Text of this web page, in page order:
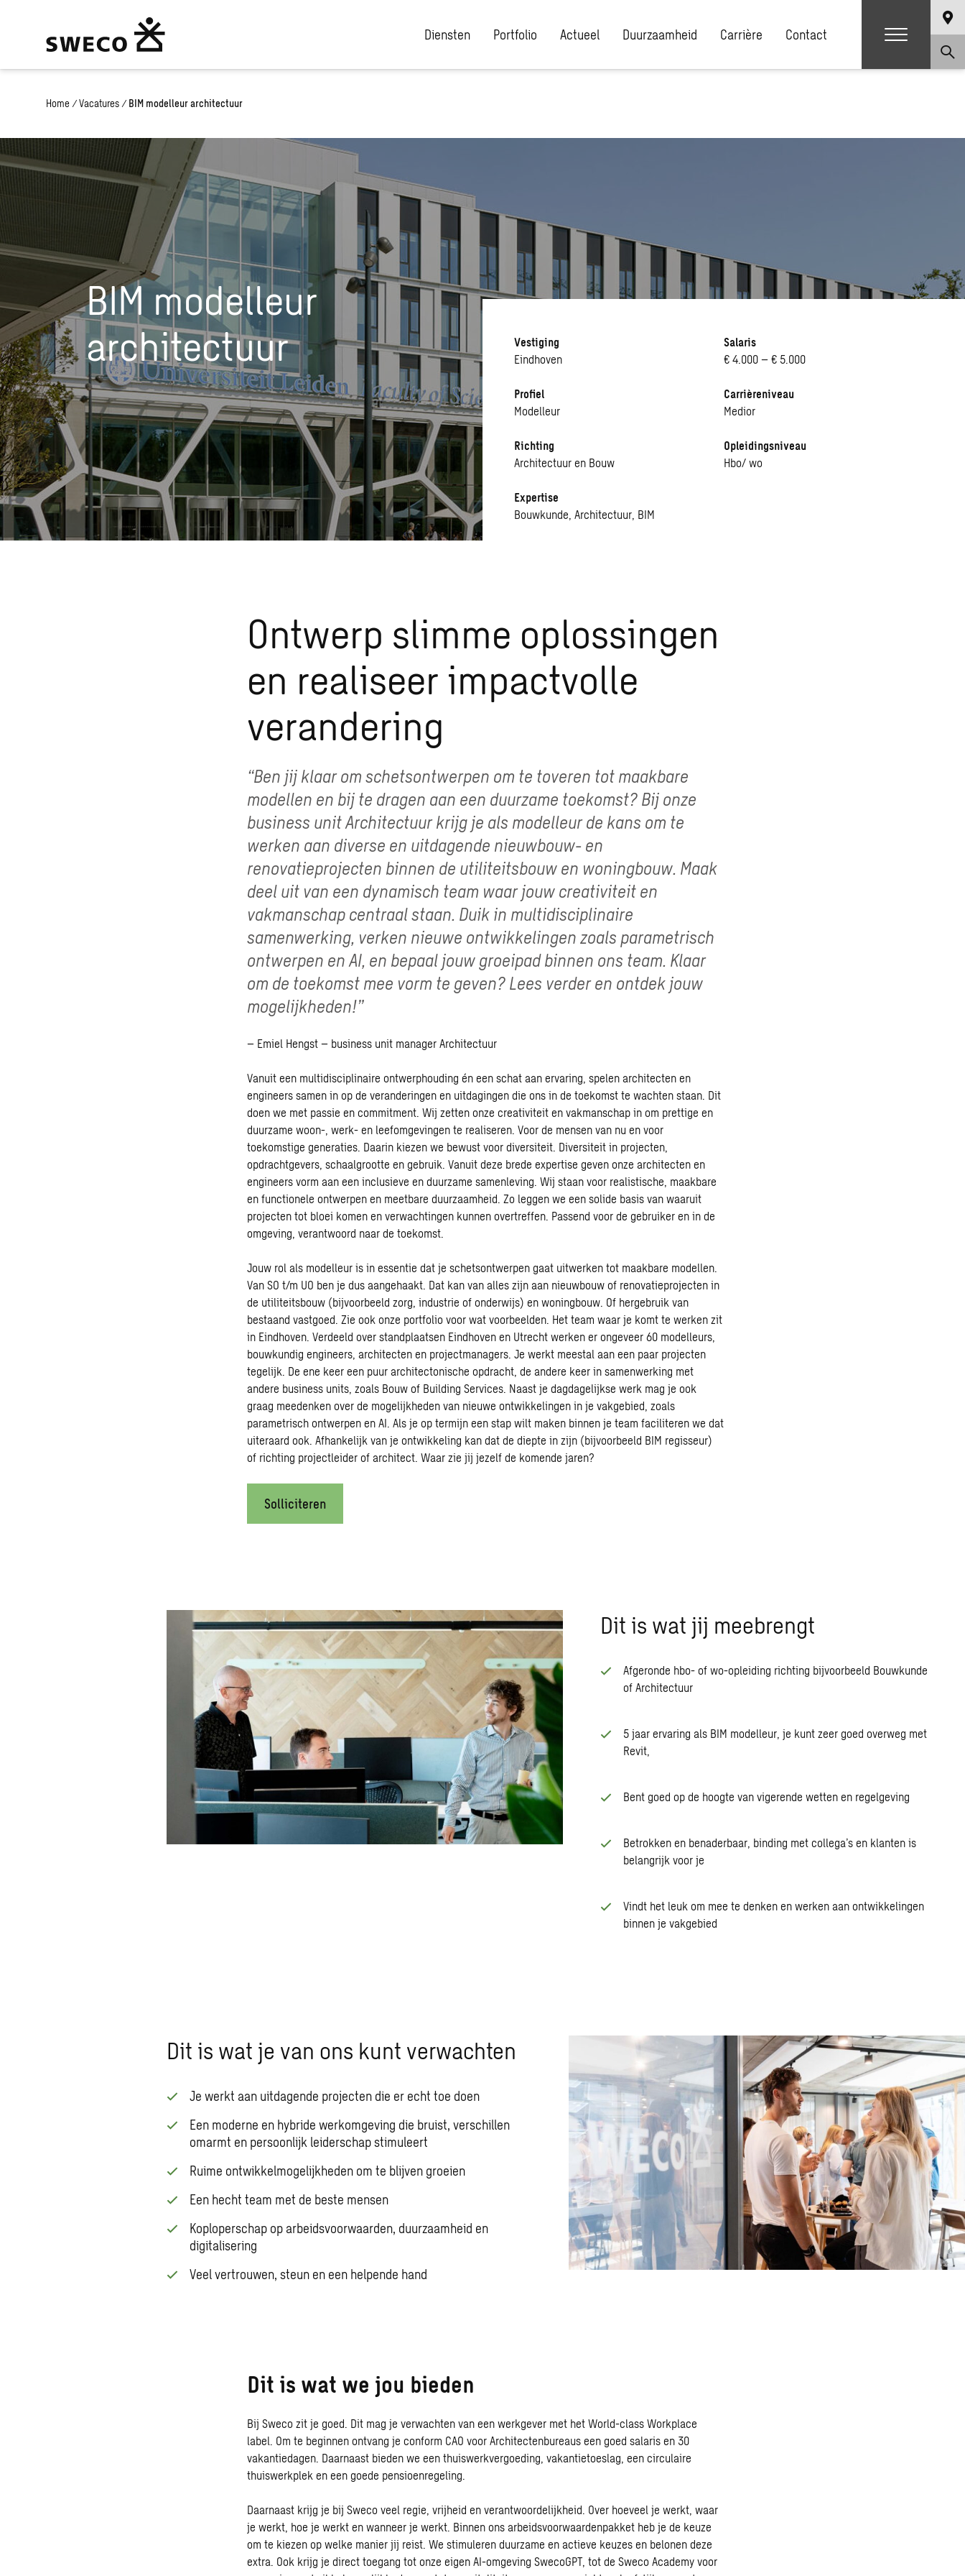
Diensten Portfolio Actueel Duurzaamheid Carrière Contact
Home / Vacatures / BIM modelleur architectuur
BIM modelleur
architectuur
Vestiging
Eindhoven
Salaris
€ 4.000 – € 5.000
Profiel
Modelleur
Carrièreniveau
Medior
Richting
Architectuur en Bouw
Opleidingsniveau
Hbo/ wo
Expertise
Bouwkunde, Architectuur, BIM
Ontwerp slimme oplossingen
en realiseer impactvolle
verandering
“Ben jij klaar om schetsontwerpen om te toveren tot maakbare
modellen en bij te dragen aan een duurzame toekomst? Bij onze
business unit Architectuur krijg je als modelleur de kans om te
werken aan diverse en uitdagende nieuwbouw- en
renovatieprojecten binnen de utiliteitsbouw en woningbouw. Maak
deel uit van een dynamisch team waar jouw creativiteit en
vakmanschap centraal staan. Duik in multidisciplinaire
samenwerking, verken nieuwe ontwikkelingen zoals parametrisch
ontwerpen en AI, en bepaal jouw groeipad binnen ons team. Klaar
om de toekomst mee vorm te geven? Lees verder en ontdek jouw
mogelijkheden!”
– Emiel Hengst – business unit manager Architectuur
Vanuit een multidisciplinaire ontwerphouding én een schat aan ervaring, spelen architecten en
engineers samen in op de veranderingen en uitdagingen die ons in de toekomst te wachten staan. Dit
doen we met passie en commitment. Wij zetten onze creativiteit en vakmanschap in om prettige en
duurzame woon-, werk- en leefomgevingen te realiseren. Voor de mensen van nu en voor
toekomstige generaties. Daarin kiezen we bewust voor diversiteit. Diversiteit in projecten,
opdrachtgevers, schaalgrootte en gebruik. Vanuit deze brede expertise geven onze architecten en
engineers vorm aan een inclusieve en duurzame samenleving. Wij staan voor realistische, maakbare
en functionele ontwerpen en meetbare duurzaamheid. Zo leggen we een solide basis van waaruit
projecten tot bloei komen en verwachtingen kunnen overtreffen. Passend voor de gebruiker en in de
omgeving, verantwoord naar de toekomst.
Jouw rol als modelleur is in essentie dat je schetsontwerpen gaat uitwerken tot maakbare modellen.
Van SO t/m UO ben je dus aangehaakt. Dat kan van alles zijn aan nieuwbouw of renovatieprojecten in
de utiliteitsbouw (bijvoorbeeld zorg, industrie of onderwijs) en woningbouw. Of hergebruik van
bestaand vastgoed. Zie ook onze portfolio voor wat voorbeelden. Het team waar je komt te werken zit
in Eindhoven. Verdeeld over standplaatsen Eindhoven en Utrecht werken er ongeveer 60 modelleurs,
bouwkundig engineers, architecten en projectmanagers. Je werkt meestal aan een paar projecten
tegelijk. De ene keer een puur architectonische opdracht, de andere keer in samenwerking met
andere business units, zoals Bouw of Building Services. Naast je dagdagelijkse werk mag je ook
graag meedenken over de mogelijkheden van nieuwe ontwikkelingen in je vakgebied, zoals
parametrisch ontwerpen en AI. Als je op termijn een stap wilt maken binnen je team faciliteren we dat
uiteraard ook. Afhankelijk van je ontwikkeling kan dat de diepte in zijn (bijvoorbeeld BIM regisseur)
of richting projectleider of architect. Waar zie jij jezelf de komende jaren?
Solliciteren
Dit is wat jij meebrengt
Afgeronde hbo- of wo-opleiding richting bijvoorbeeld Bouwkunde
of Architectuur
5 jaar ervaring als BIM modelleur, je kunt zeer goed overweg met
Revit,
Bent goed op de hoogte van vigerende wetten en regelgeving
Betrokken en benaderbaar, binding met collega’s en klanten is
belangrijk voor je
Vindt het leuk om mee te denken en werken aan ontwikkelingen
binnen je vakgebied
Dit is wat je van ons kunt verwachten
Je werkt aan uitdagende projecten die er echt toe doen
Een moderne en hybride werkomgeving die bruist, verschillen
omarmt en persoonlijk leiderschap stimuleert
Ruime ontwikkelmogelijkheden om te blijven groeien
Een hecht team met de beste mensen
Koploperschap op arbeidsvoorwaarden, duurzaamheid en
digitalisering
Veel vertrouwen, steun en een helpende hand
Dit is wat we jou bieden
Bij Sweco zit je goed. Dit mag je verwachten van een werkgever met het World-class Workplace
label. Om te beginnen ontvang je conform CAO voor Architectenbureaus een goed salaris en 30
vakantiedagen. Daarnaast bieden we een thuiswerkvergoeding, vakantietoeslag, een circulaire
thuiswerkplek en een goede pensioenregeling.
Daarnaast krijg je bij Sweco veel regie, vrijheid en verantwoordelijkheid. Over hoeveel je werkt, waar
je werkt, hoe je werkt en wanneer je werkt. Binnen ons arbeidsvoorwaardenpakket heb je de keuze
om te kiezen op welke manier jij reist. We stimuleren duurzame en actieve keuzes en belonen deze
extra. Ook krijg je direct toegang tot onze eigen AI-omgeving SwecoGPT, tot de Sweco Academy voor